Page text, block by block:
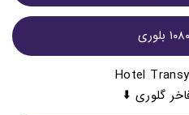
Hotel
گلوری ⬇️